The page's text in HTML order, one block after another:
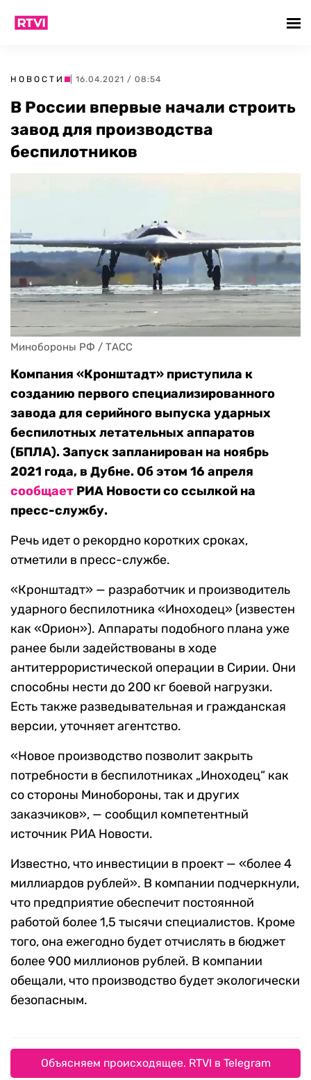
НОВОСТИ | 16.04.2021 / 08:54
В России впервые начали строить
завод для производства
беспилотников
Минобороны РФ / ТАСС
Компания «Кронштадт» приступила к
созданию первого специализированного
завода для серийного выпуска ударных
беспилотных летательных аппаратов
(БПЛА). Запуск запланирован на ноябрь
2021 года, в Дубне. Об этом 16 апреля
сообщает РИА Новости со ссылкой на
пресс-службу.
Речь идет о рекордно коротких сроках,
отметили в пресс-службе.
«Кронштадт» — разработчик и производитель
ударного беспилотника «Иноходец» (известен
как «Орион»). Аппараты подобного плана уже
ранее были задействованы в ходе
антитеррористической операции в Сирии. Они
способны нести до 200 кг боевой нагрузки.
Есть также разведывательная и гражданская
версии, уточняет агентство.
«Новое производство позволит закрыть
потребности в беспилотниках „Иноходец“ как
со стороны Минобороны, так и других
заказчиков», — сообщил компетентный
источник РИА Новости.
Известно, что инвестиции в проект — «более 4
миллиардов рублей». В компании подчеркнули,
что предприятие обеспечит постоянной
работой более 1,5 тысячи специалистов. Кроме
того, она ежегодно будет отчислять в бюджет
более 900 миллионов рублей. В компании
обещали, что производство будет экологически
безопасным.
Объясняем происходящее. RTVI в Telegram